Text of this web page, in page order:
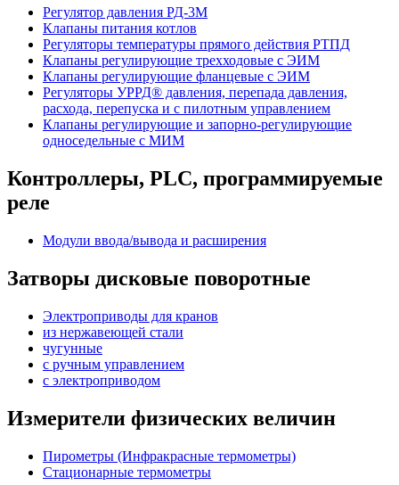
Регулятор давления РД-3М
Клапаны питания котлов
Регуляторы температуры прямого действия РТПД
Клапаны регулирующие трехходовые с ЭИМ
Клапаны регулирующие фланцевые с ЭИМ
Регуляторы УРРД® давления, перепада давления,
расхода, перепуска и с пилотным управлением
Клапаны регулирующие и запорно-регулирующие
односедельные с МИМ
Контроллеры, PLС, программируемые
реле
Модули ввода/вывода и расширения
Затворы дисковые поворотные
Электроприводы для кранов
из нержавеющей стали
чугунные
с ручным управлением
c электроприводом
Измерители физических величин
Пирометры (Инфракрасные термометры)
Стационарные термометры